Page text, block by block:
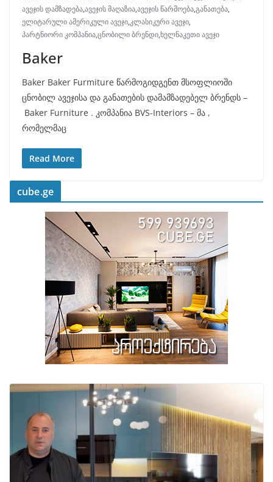
ავეჯის დამზადება,ავეჯის მაღაზია,ავეჯის წარმოება,განათება,
ელიტარული ამერიკული ავეჯი,კლასიკური ავეჯი,
პარტნიორი კომპანია,ცნობილი ბრენდი,ხელნაკეთი ავეჯი
Baker
Baker Baker Furmiture წარმოგიდგენთ მსოფლიოში
ცნობილ ავეჯისა და განათების დამამზადებელ ბრენდს –
Baker Furniture . კომპანია BVS-Interiors – მა ,
რომელმაც
Read More
cube.ge